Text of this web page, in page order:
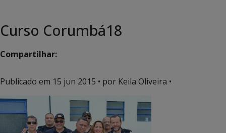
Curso Corumbá18
Compartilhar:
Publicado em 15 jun 2015 • por Keila Oliveira •